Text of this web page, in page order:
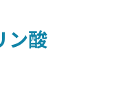
ン酸